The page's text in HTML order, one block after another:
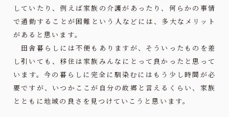
していたり、例えば家族の介護があったり、何らかの事情
で通勤することが困難という人などには、多大なメリット
があると思います。
田舎暮らしには不便もありますが、そういったものを差
し引いても、移住は家族みんなにとって良かったと思って
います。今の暮らしに完全に馴染むにはもう少し時間が必
要ですが、いつかここが自分の故郷と言えるくらい、家族
とともに地域の良さを見つけていこうと思います。